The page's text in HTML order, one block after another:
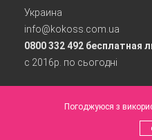
Украина
info@kokoss.com.ua
0800 332 492 бесплатная
с 2016р. по сьогодні
Інтернет магазин Converse Україна.
Погоджуюся з